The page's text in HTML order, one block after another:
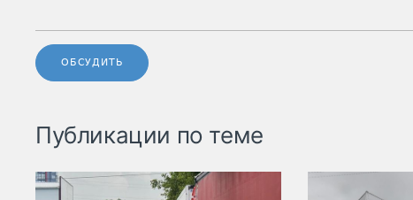
ОБСУДИТЬ
Публикации по теме